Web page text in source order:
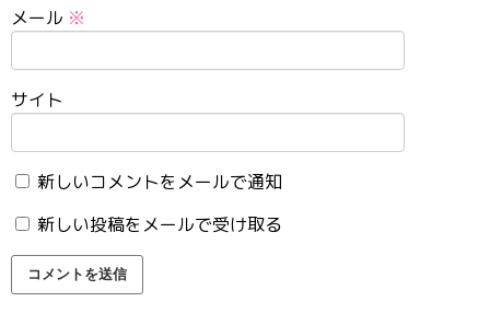
メール ※
サイト
新しいコメントをメールで通知
新しい投稿をメールで受け取る